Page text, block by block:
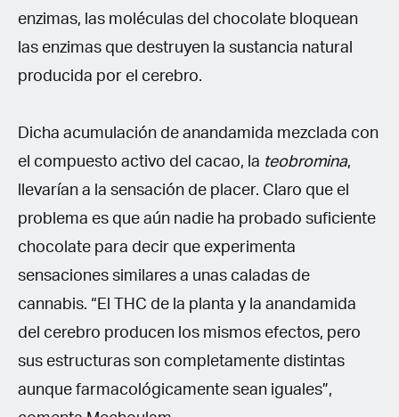
enzimas, las moléculas del chocolate bloquean
las enzimas que destruyen la sustancia natural
producida por el cerebro.
Dicha acumulación de anandamida mezclada con
el compuesto activo del cacao, la teobromina,
llevarían a la sensación de placer. Claro que el
problema es que aún nadie ha probado suficiente
chocolate para decir que experimenta
sensaciones similares a unas caladas de
cannabis. “El THC de la planta y la anandamida
del cerebro producen los mismos efectos, pero
sus estructuras son completamente distintas
aunque farmacológicamente sean iguales”,